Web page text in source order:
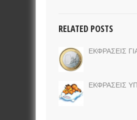
RELATED POSTS
ΕΚΦΡΑΣΕΙΣ
ΕΚΦΡΑΣΕΙΣ